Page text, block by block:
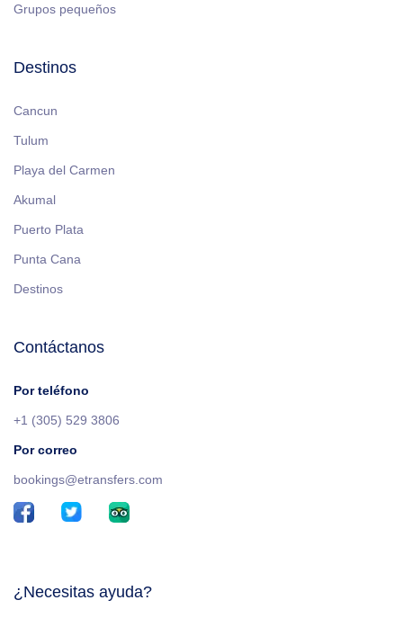
Grupos pequeños
Destinos
Cancun
Tulum
Playa del Carmen
Akumal
Puerto Plata
Punta Cana
Destinos
Contáctanos
Por teléfono
+1 (305) 529 3806
Por correo
bookings@etransfers.com
¿Necesitas ayuda?